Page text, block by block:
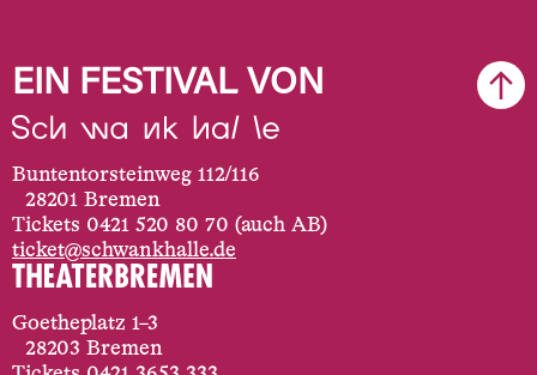
EIN FESTIVAL VON
Buntentorsteinweg 112/116
28201 Bremen
Tickets 0421 520 80 70 (auch AB)
ticket@schwankhalle.de
Goetheplatz 1–3
28203 Bremen